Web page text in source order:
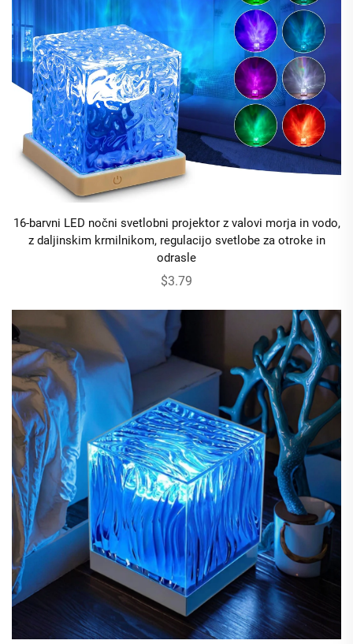
16-barvni LED nočni svetlobni projektor z valovi morja in vodo,
z daljinskim krmilnikom, regulacijo svetlobe za otroke in
odrasle
$3.79